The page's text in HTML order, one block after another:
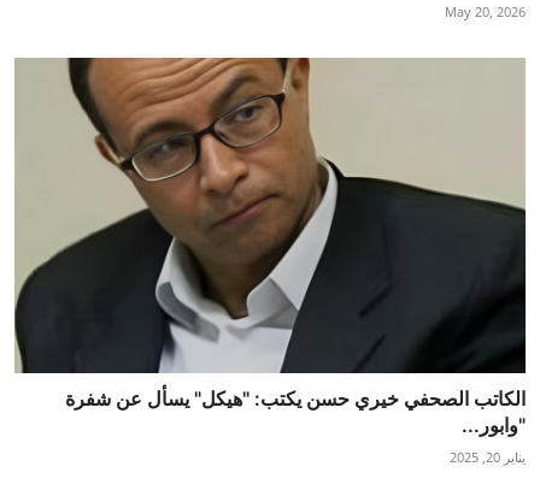
May 20, 2026
الكاتب الصحفي خيري حسن يكتب: "هيكل" يسأل عن شفرة
"وابور...
يناير 20, 2025